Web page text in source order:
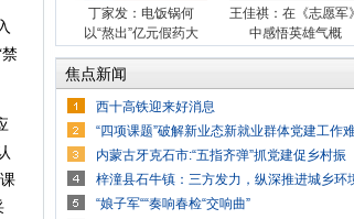
丁家发：电饭锅何
以“熬出”亿元假药大
王佳祺：在《志愿军》
中感悟英雄气概
焦点新闻
西十高铁迎来好消息
“四项课题”破解新业态新就业群体党建工作
内蒙古牙克石市:“五指齐弹”抓党建促乡村振
梓潼县石牛镇：三方发力，纵深推进城乡环
“娘子军““奏响春检“交响曲”